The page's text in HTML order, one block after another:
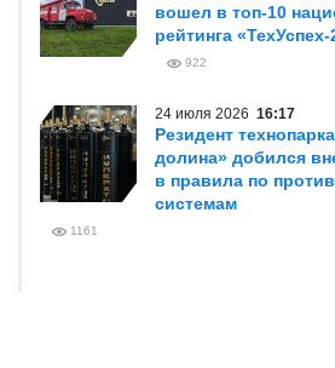
вошел в топ-10
рейтинга «ТехУспех-
922
24 июля 2026 16:17
Резидент
долина» добился
в правила по
системам
1161